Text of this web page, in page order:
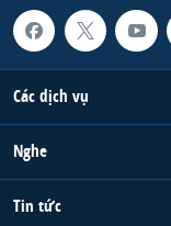
QUAN HỆ VIỆT MỸ
Các dịch vụ
Nghe
Tin tức